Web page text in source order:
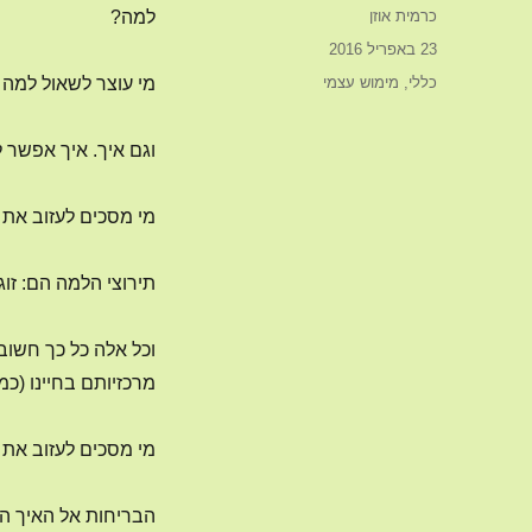
למה?
מי עוצר לשאול
וגם איך. איך
מי מסכים לעזוב
תירוצי הלמה הם:
וכל אלה כל כך
מרכזיותם בחיינו
מי מסכים לעזוב
הבריחות אל האיך
מחבר
כרמית אוזן
פורסם
בתאריך
23 באפריל 2016
קטגוריות
כללי, מימוש עצמי